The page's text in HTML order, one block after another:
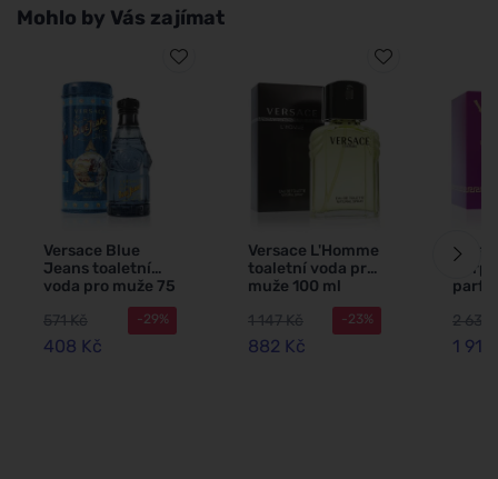
Mohlo by Vás zajímat
Versace Blue
Jeans toaletní
voda pro muže 75
571 Kč
408 Kč
-29%
Versace L'Homme
toaletní voda pro
muže 100 ml
1 147 Kč
882 Kč
-23%
100
2 633
1